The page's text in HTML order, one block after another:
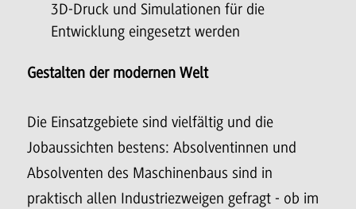
3D-Druck und Simulationen für die
Entwicklung eingesetzt werden
Gestalten der modernen Welt
Die Einsatzgebiete sind vielfältig und die
Jobaussichten bestens: Absolventinnen und
Absolventen des Maschinenbaus sind in
praktisch allen Industriezweigen gefragt - ob im